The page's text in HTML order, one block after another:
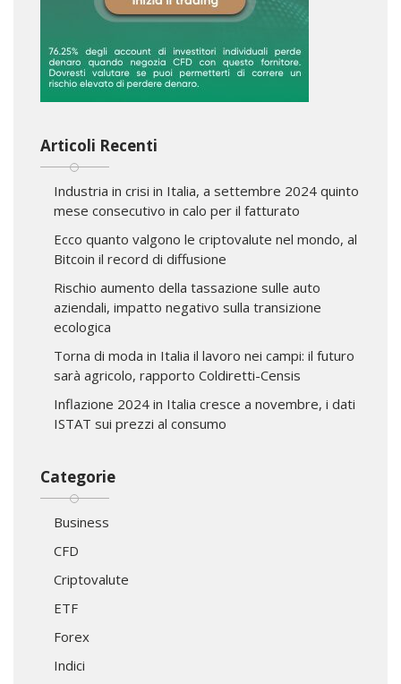
Articoli Recenti
Industria in crisi in Italia, a settembre 2024 quinto
mese consecutivo in calo per il fatturato
Ecco quanto valgono le criptovalute nel mondo, al
Bitcoin il record di diffusione
Rischio aumento della tassazione sulle auto
aziendali, impatto negativo sulla transizione
ecologica
Torna di moda in Italia il lavoro nei campi: il futuro
sarà agricolo, rapporto Coldiretti-Censis
Inflazione 2024 in Italia cresce a novembre, i dati
ISTAT sui prezzi al consumo
Categorie
Business
CFD
Criptovalute
ETF
Forex
Indici